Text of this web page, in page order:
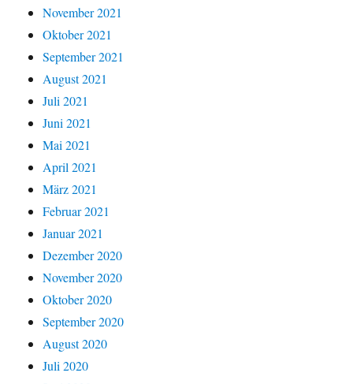
November 2021
Oktober 2021
September 2021
August 2021
Juli 2021
Juni 2021
Mai 2021
April 2021
März 2021
Februar 2021
Januar 2021
Dezember 2020
November 2020
Oktober 2020
September 2020
August 2020
Juli 2020